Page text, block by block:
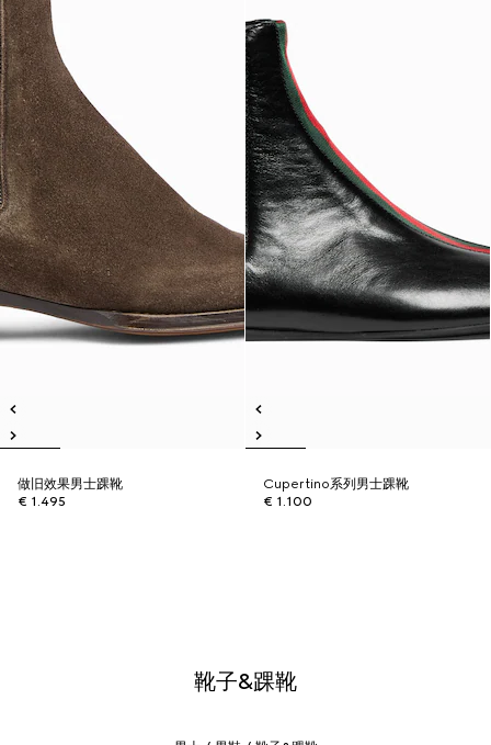
做旧效果男士踝靴
€ 1.495
Cupertino系列男士踝靴
€ 1.100
靴子&踝靴